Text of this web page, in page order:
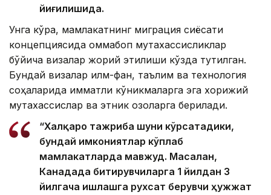
йиғилишида.
Унга кўра, мамлакатнинг миграция сиёсати
концепциясида оммабоп мутахассисликлар
бўйича визалар жорий этилиши кўзда тутилган.
Бундай визалар илм-фан, таълим ва технология
соҳаларида қимматли кўникмаларга эга хорижий
мутахассислар ва этник қозоқларга берилади.
“Халқаро тажриба шуни кўрсатадики,
бундай имкониятлар кўплаб
мамлакатларда мавжуд. Масалан,
Канадада битирувчиларга 1 йилдан 3
йилгача ишлашга рухсат берувчи ҳужжат